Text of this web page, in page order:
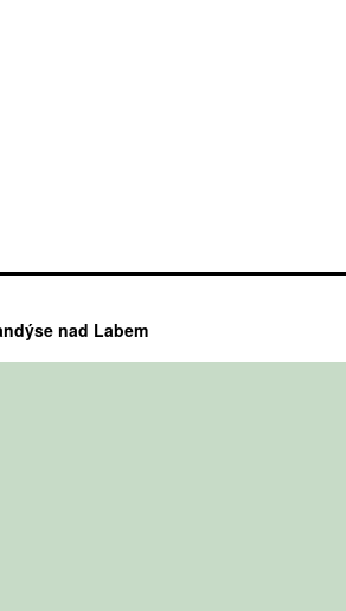
nad Labem